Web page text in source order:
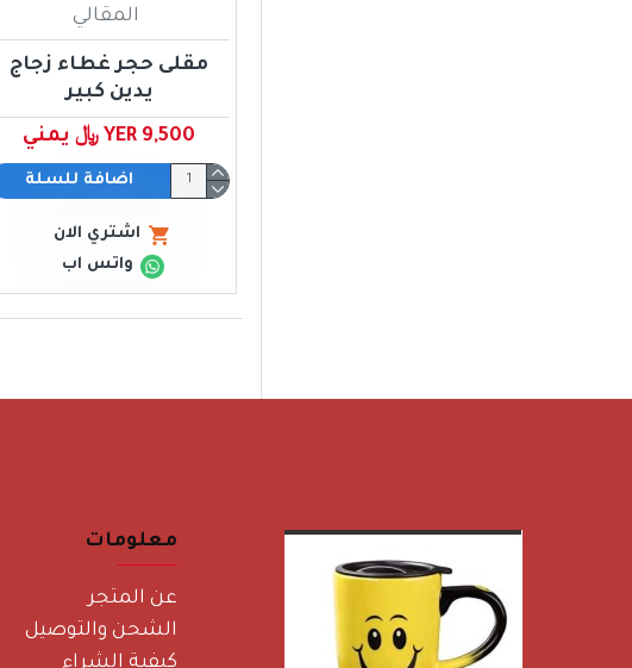
المقالي
مقلى حجر غطاء زجاج
يدين كبير
YER 9,500 ﷼ يمني
اضافة للسلة
اشتري الان
واتس اب
معلومات
عن المتجر
الشحن والتوصيل
كيفية الشراء